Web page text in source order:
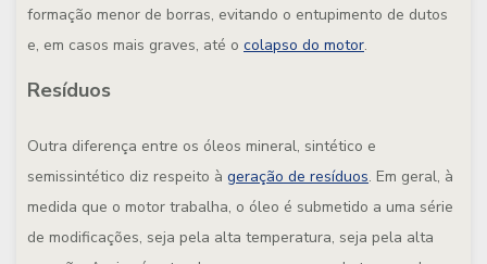
formação menor de borras, evitando o entupimento de dutos
e, em casos mais graves, até o colapso do motor.
Resíduos
Outra diferença entre os óleos mineral, sintético e
semissintético diz respeito à geração de resíduos. Em geral, à
medida que o motor trabalha, o óleo é submetido a uma série
de modificações, seja pela alta temperatura, seja pela alta